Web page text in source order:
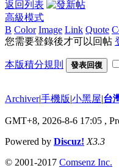
返回列表
高級模式
B Color Image Link Quote
您需要登錄後才可以回帖
本版積分規則 發表回復
Archiver|手機版|小黑屋|台
GMT+8, 2026-8-6 17:05 ,
Powered by Discuz! X3.3
© 2001-2017 Comsenz Inc.